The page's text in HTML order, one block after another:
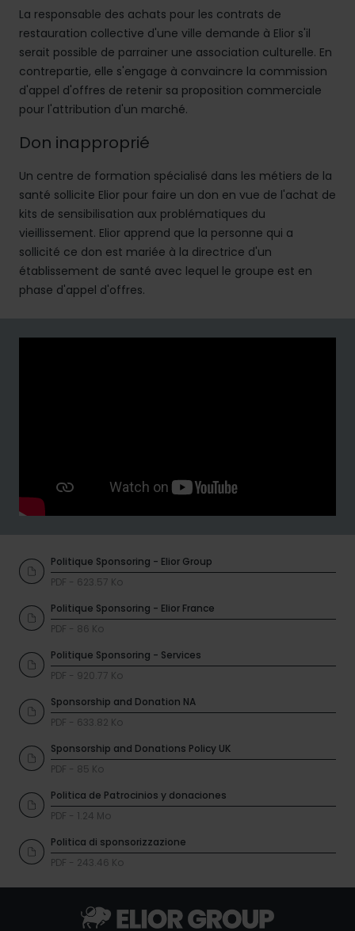
La responsable des achats pour les contrats de
restauration collective d'une ville demande à Elior s'il
serait possible de parrainer une association culturelle. En
contrepartie, elle s'engage à convaincre la commission
d'appel d'offres de retenir sa proposition commerciale
pour l'attribution d'un marché.
Don inapproprié
Un centre de formation spécialisé dans les métiers de la
santé sollicite Elior pour faire un don en vue de l'achat de
kits de sensibilisation aux problématiques du
vieillissement. Elior apprend que la personne qui a
sollicité ce don est mariée à la directrice d'un
établissement de santé avec lequel le groupe est en
phase d'appel d'offres.
Politique Sponsoring - Elior Group
PDF - 623.57 Ko
Politique Sponsoring - Elior France
PDF - 86 Ko
Politique Sponsoring - Services
PDF - 920.77 Ko
Sponsorship and Donation NA
PDF - 633.82 Ko
Sponsorship and Donations Policy UK
PDF - 85 Ko
Politica de Patrocinios y donaciones
PDF - 1.24 Mo
Politica di sponsorizzazione
PDF - 243.46 Ko